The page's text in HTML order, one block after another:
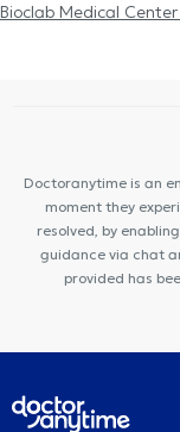
Bioclab Medical Center
Doctoranytime is an
moment they
resolved, by
guidance via chat
provided has